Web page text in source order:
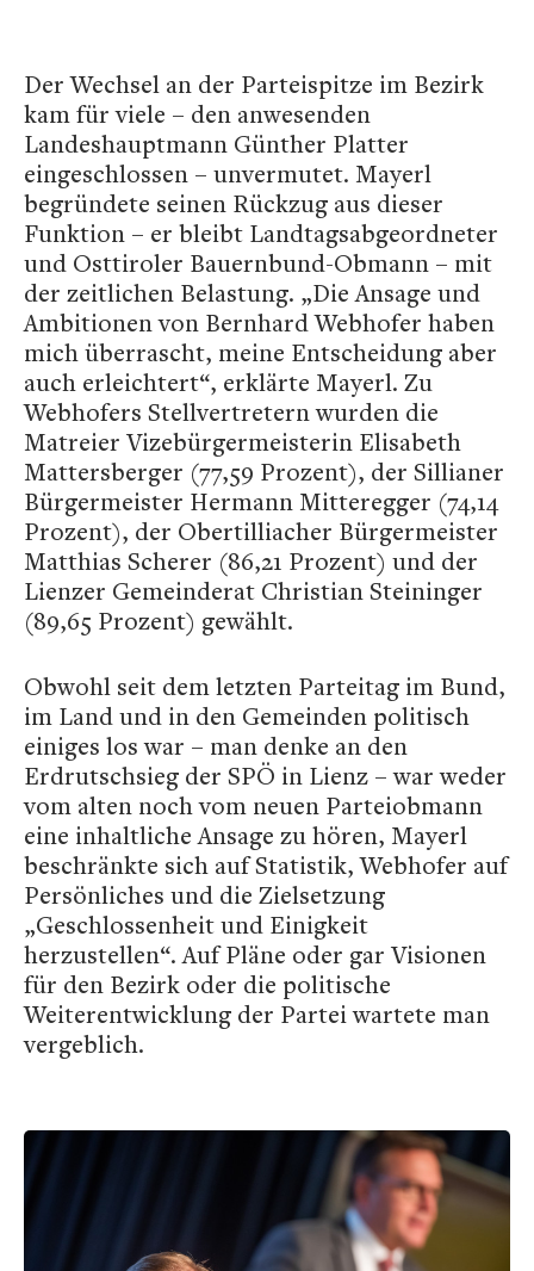
Der Wechsel an der Parteispitze im Bezirk
kam für viele – den anwesenden
Landeshauptmann Günther Platter
eingeschlossen – unvermutet. Mayerl
begründete seinen Rückzug aus dieser
Funktion – er bleibt Landtagsabgeordneter
und Osttiroler Bauernbund-Obmann – mit
der zeitlichen Belastung. „Die Ansage und
Ambitionen von Bernhard Webhofer haben
mich überrascht, meine Entscheidung aber
auch erleichtert“, erklärte Mayerl. Zu
Webhofers Stellvertretern wurden die
Matreier Vizebürgermeisterin Elisabeth
Mattersberger (77,59 Prozent), der Sillianer
Bürgermeister Hermann Mitteregger (74,14
Prozent), der Obertilliacher Bürgermeister
Matthias Scherer (86,21 Prozent) und der
Lienzer Gemeinderat Christian Steininger
(89,65 Prozent) gewählt.
Obwohl seit dem letzten Parteitag im Bund,
im Land und in den Gemeinden politisch
einiges los war – man denke an den
Erdrutschsieg der SPÖ in Lienz – war weder
vom alten noch vom neuen Parteiobmann
eine inhaltliche Ansage zu hören, Mayerl
beschränkte sich auf Statistik, Webhofer auf
Persönliches und die Zielsetzung
„Geschlossenheit und Einigkeit
herzustellen“. Auf Pläne oder gar Visionen
für den Bezirk oder die politische
Weiterentwicklung der Partei wartete man
vergeblich.